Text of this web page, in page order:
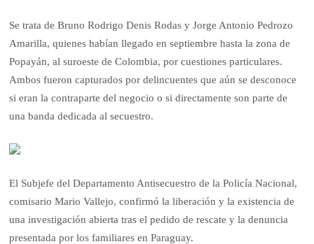
Se trata de Bruno Rodrigo Denis Rodas y Jorge Antonio Pedrozo
Amarilla, quienes habían llegado en septiembre hasta la zona de
Popayán, al suroeste de Colombia, por cuestiones particulares.
Ambos fueron capturados por delincuentes que aún se desconoce
si eran la contraparte del negocio o si directamente son parte de
una banda dedicada al secuestro.
El Subjefe del Departamento Antisecuestro de la Policía Nacional,
comisario Mario Vallejo, confirmó la liberación y la existencia de
una investigación abierta tras el pedido de rescate y la denuncia
presentada por los familiares en Paraguay.